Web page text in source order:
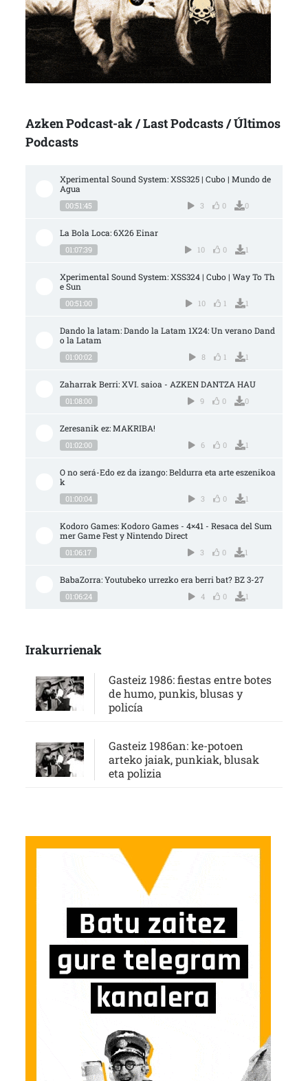
Azken Podcast-ak / Last Podcasts / Últimos
Podcasts
Xperimental Sound System: XSS325 | Cubo | Mundo de
Agua
00:51:45 3 0 0
La Bola Loca: 6X26 Einar
01:07:39 10 0 1
Xperimental Sound System: XSS324 | Cubo | Way To Th
e Sun
00:51:00 10 1 1
Dando la latam: Dando la Latam 1X24: Un verano Dand
o la Latam
01:00:02 8 1 1
Zaharrak Berri: XVI. saioa - AZKEN DANTZA HAU
01:08:00 9 0 0
Zeresanik ez: MAKRIBA!
01:02:00 6 0 1
O no será-Edo ez da izango: Beldurra eta arte eszenikoa
k
01:00:04 3 0 1
Kodoro Games: Kodoro Games - 4×41 - Resaca del Sum
mer Game Fest y Nintendo Direct
01:06:17 3 0 1
BabaZorra: Youtubeko urrezko era berri bat? BZ 3-27
01:06:24 4 0 1
Irakurrienak
Gasteiz 1986: fiestas entre botes
de humo, punkis, blusas y
policía
Gasteiz 1986an: ke-potoen
arteko jaiak, punkiak, blusak
eta polizia